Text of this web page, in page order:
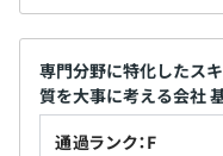
専門分野に特化したス
質を大事に考える会社
通過ランク：F